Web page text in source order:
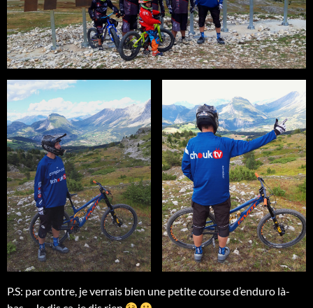
P.S: par contre, je verrais bien une petite course d’enduro là-